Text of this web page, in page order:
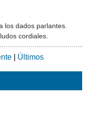
los dados parlantes.
cordiales.
Últimos